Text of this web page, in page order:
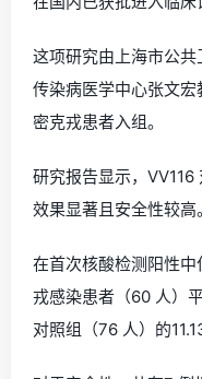
这项研究由上海市公
传染病医学中心张文
密克戎患者入组。
研究报告显示，VV116
效果显著且安全性较高。
在首次核酸检测阳性
戎感染患者（60 人）
对照组（76 人）的